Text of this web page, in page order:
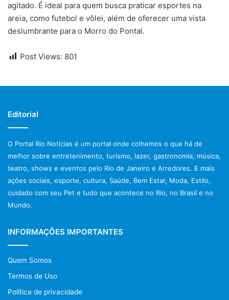
agitado. É ideal para quem busca praticar esportes na
areia, como futebol e vôlei, além de oferecer uma vista
deslumbrante para o Morro do Pontal.
Post Views: 801
Editorial
O Portal Rio Notícias é um portal onde colhemos o que há de
melhor sobre entretenimento, turismo, lazer, gastronomia, música,
teatro, shows e eventos pelo Rio de Janeiro e Arredores. E mais
ações sociais, esporte, cultura, Saúde, Bem Estar, Moda, Estilo,
cuidado com seu Pet e tudo que acontece no Rio, no Brasil e no
Mundo.
INFORMAÇÕES IMPORTANTES
Quem Somos
Termos de Uso
Política de privacidade